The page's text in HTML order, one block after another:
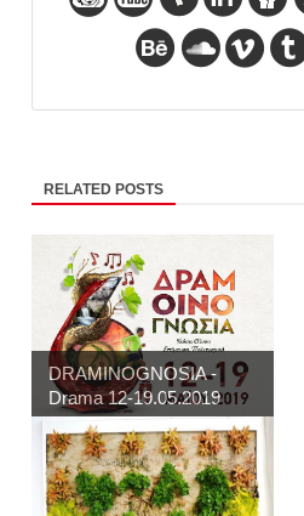
RELATED POSTS
DRAMINOGNOSIA -
Drama 12-19.05.2019